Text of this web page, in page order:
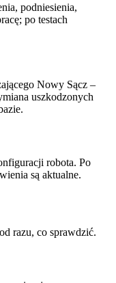
podniesienia,
po testach
Nowy Sącz –
uszkodzonych
robota. Po
są aktualne.
razu, co sprawdzić.